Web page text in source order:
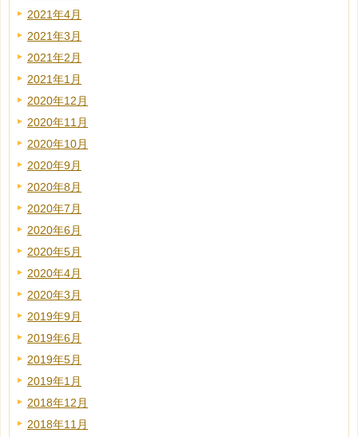
2021年4月
2021年3月
2021年2月
2021年1月
2020年12月
2020年11月
2020年10月
2020年9月
2020年8月
2020年7月
2020年6月
2020年5月
2020年4月
2020年3月
2019年9月
2019年6月
2019年5月
2019年1月
2018年12月
2018年11月